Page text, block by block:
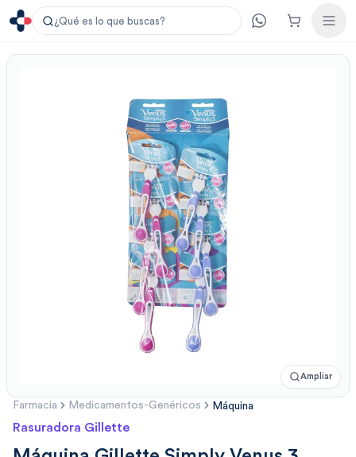
¿Qué es lo que buscas?
Ampliar
Farmacia Medicamentos-Genéricos Máquina
Rasuradora Gillette